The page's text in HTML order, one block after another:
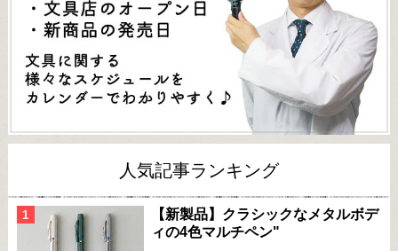
人気記事ランキング
【新製品】クラシックなメタルボデ
ィの4色マルチペン"